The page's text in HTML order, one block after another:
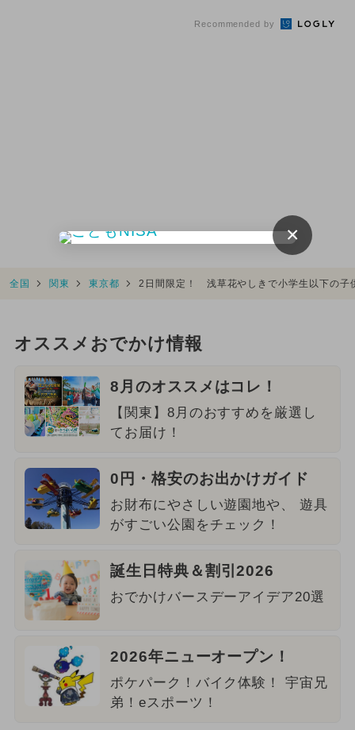
Recommended by
全国 関東 東京都 2日間限定！ 浅草花やしきで小学生以下の子
オススメおでかけ情報
8月のオススメはコレ！
【関東】8月のおすすめを厳選し
てお届け！
0円・格安のお出かけガイド
お財布にやさしい遊園地や、 遊具
がすごい公園をチェック！
誕生日特典＆割引2026
おでかけバースデーアイデア20選
2026年ニューオープン！
ポケパーク！バイク体験！ 宇宙兄
弟！eスポーツ！
×